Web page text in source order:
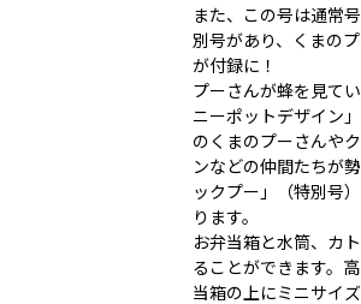
また、この号は通常
別号があり、くまの
が付録に！
プーさんが蜂を見て
ニーポットデザイン
のくまのプーさんや
ンなどの仲間たちが
ックプー」（特別号
ります。
お弁当箱と水筒、カ
ることができます。
当箱の上にミニサイ